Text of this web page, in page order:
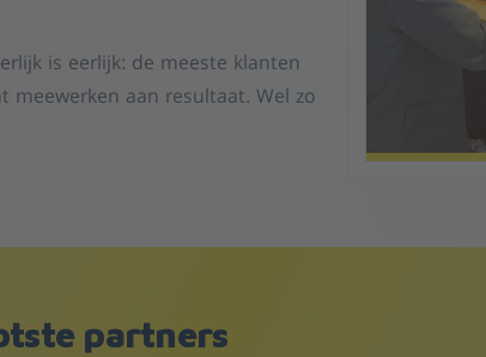
is eerlijk: de meeste klanten
meewerken aan resultaat. Wel zo
partners